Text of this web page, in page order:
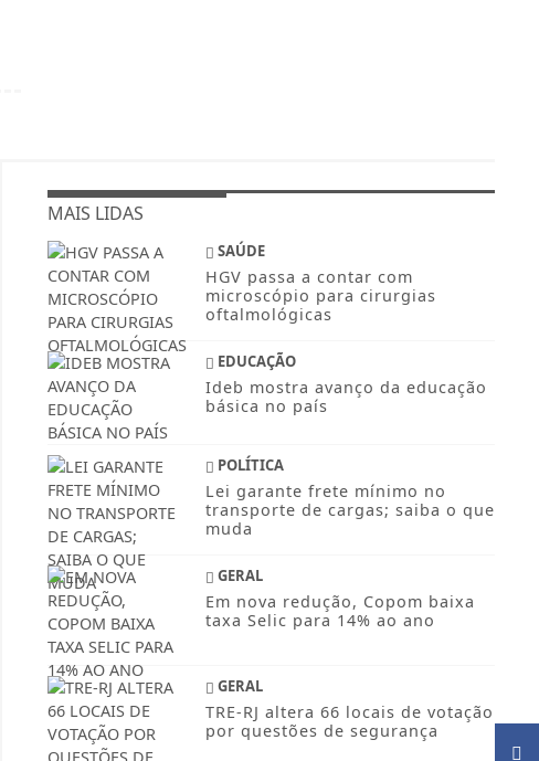
MAIS LIDAS
SAÚDE
HGV passa a contar com
microscópio para cirurgias
oftalmológicas
EDUCAÇÃO
Ideb mostra avanço da educação
básica no país
POLÍTICA
Lei garante frete mínimo no
transporte de cargas; saiba o que
muda
GERAL
Em nova redução, Copom baixa
taxa Selic para 14% ao ano
GERAL
TRE-RJ altera 66 locais de votação
por questões de segurança